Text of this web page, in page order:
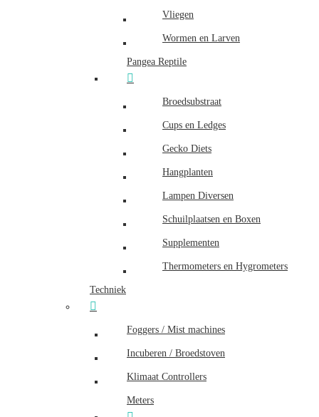
Vliegen
Wormen en Larven
Pangea Reptile
Broedsubstraat
Cups en Ledges
Gecko Diets
Hangplanten
Lampen Diversen
Schuilplaatsen en Boxen
Supplementen
Thermometers en Hygrometers
Techniek
Foggers / Mist machines
Incuberen / Broedstoven
Klimaat Controllers
Meters